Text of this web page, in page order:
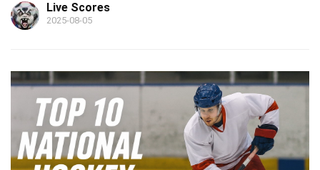
Live Scores
2025-08-05